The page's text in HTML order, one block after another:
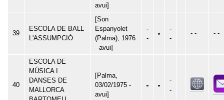
avui]
39
ESCOLA DE BALL
L'ASSUMPCIÓ
[Son
Espanyolet
(Palma), 1976
- avui]
-
-
-
-
- - - -
40
ESCOLA DE
MÚSICA I
DANSES DE
MALLORCA
[Palma,
03/02/1975 -
avui]
-
-